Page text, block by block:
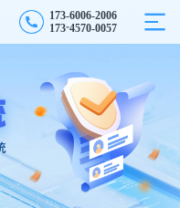
173-6006-2006
173-4570-0057